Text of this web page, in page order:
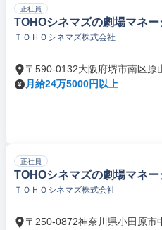
正社員
TOHOシネマズの劇場マネ
ＴＯＨＯシネマズ株式会社
〒590-0132大阪府堺市南区原
月給24万5000円以上
正社員
TOHOシネマズの劇場マネ
ＴＯＨＯシネマズ株式会社
〒250-0872神奈川県小田原市